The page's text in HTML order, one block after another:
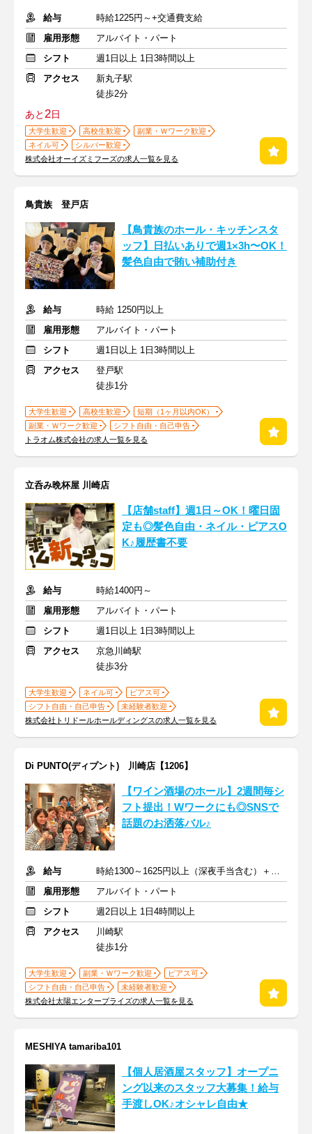
給与
時給1225円～+交通費支給
雇用形態
アルバイト・パート
シフト
週1日以上 1日3時間以上
アクセス
新丸子駅
徒歩2分
あと2日
大学生歓迎 高校生歓迎
副業・Ｗワーク歓迎
ネイル可
シルバー歓迎
株式会社オーイズミフーズの求人一覧を見る
鳥貴族 登戸店
【鳥貴族のホール・キッチンスタ
ッフ】日払いありで週1×3h〜OK！
髪色自由で賄い補助付き
給与
時給 1250円以上
雇用形態
アルバイト・パート
シフト
週1日以上 1日3時間以上
アクセス
登戸駅
徒歩1分
大学生歓迎 高校生歓迎
短期（1ヶ月以内OK）
副業・Ｗワーク歓迎
シフト自由・自己申告
トラオム株式会社の求人一覧を見る
立呑み晩杯屋 川崎店
【店舗staff】週1日～OK！曜日固
定も◎髪色自由・ネイル・ピアスO
K♪履歴書不要
給与
時給1400円～
雇用形態
アルバイト・パート
シフト
週1日以上 1日3時間以上
アクセス
京急川崎駅
徒歩3分
大学生歓迎 ネイル可
ピアス可
シフト自由・自己申告
未経験者歓迎
株式会社トリドールホールディングスの求人一覧を見る
Di PUNTO(ディプント) 川崎店【1206】
【ワイン酒場のホール】2週間毎シ
フト提出！Wワークにも◎SNSで
話題のお洒落バル♪
給与
時給1300～1625円以上（深夜手当含む）＋交通費支給
雇用形態
アルバイト・パート
シフト
週2日以上 1日4時間以上
アクセス
川崎駅
徒歩1分
大学生歓迎 副業・Ｗワーク歓迎
ピアス可
シフト自由・自己申告
未経験者歓迎
株式会社太陽エンタープライズの求人一覧を見る
MESHIYA tamariba101
【個人居酒屋スタッフ】オープニ
ング以来のスタッフ大募集！給与
手渡しOK♪オシャレ自由★